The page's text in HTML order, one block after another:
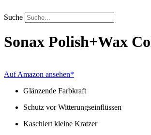
Inhalt
springen
Suche
Sonax Polish+Wax
Auf Amazon ansehen*
Glänzende Farbkraft
Schutz vor Witterungseinflüssen
Kaschiert kleine Kratzer